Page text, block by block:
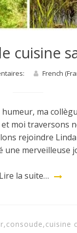
cuisine
French
ma
et moi traversons
rejoindre
une merveilleuse
Lire la suite…
,consoude,cuisine